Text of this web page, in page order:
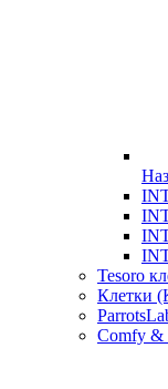
Tesoro
Клетки
Comfy &